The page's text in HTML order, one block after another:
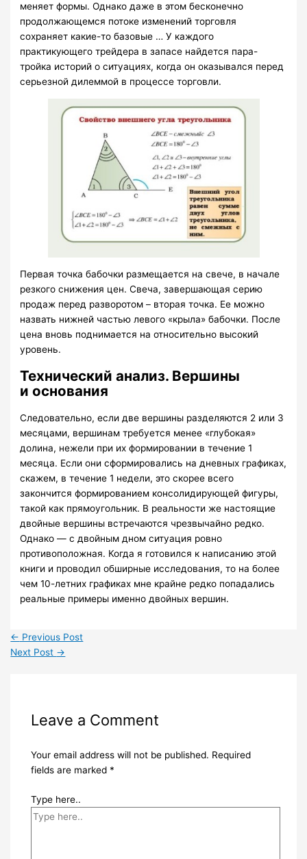
меняет формы. Однако даже в этом бесконечно
продолжающемся потоке изменений торговля
сохраняет какие-то базовые … У каждого
практикующего трейдера в запасе найдется пара-
тройка историй о ситуациях, когда он оказывался перед
серьезной дилеммой в процессе торговли.
Первая точка бабочки размещается на свече, в начале
резкого снижения цен. Свеча, завершающая серию
продаж перед разворотом – вторая точка. Ее можно
назвать нижней частью левого «крыла» бабочки. После
цена вновь поднимается на относительно высокий
уровень.
Технический анализ. Вершины
и основания
Следовательно, если две вершины разделяются 2 или 3
месяцами, вершинам требуется менее «глубокая»
долина, нежели при их формировании в течение 1
месяца. Если они сформировались на дневных графиках,
скажем, в течение 1 недели, это скорее всего
закончится формированием консолидирующей фигуры,
такой как прямоугольник. В реальности же настоящие
двойные вершины встречаются чрезвычайно редко.
Однако — с двойным дном ситуация ровно
противоположная. Когда я готовился к написанию этой
книги и проводил обширные исследования, то на более
чем 10-летних графиках мне крайне редко попадались
реальные примеры именно двойных вершин.
← Previous Post
Next Post →
Leave a Comment
Your email address will not be published. Required
fields are marked *
Type here..